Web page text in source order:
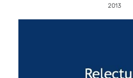
2013